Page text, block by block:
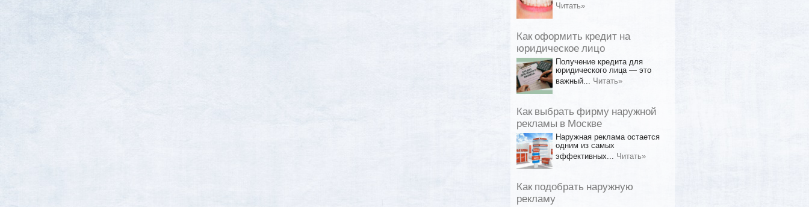
Читать»
Как оформить кредит на
юридическое лицо
Получение кредита для
юридического лица — это
важный... Читать»
Как выбрать фирму наружной
рекламы в Москве
Наружная реклама остается
одним из самых
эффективных... Читать»
Как подобрать наружную
рекламу